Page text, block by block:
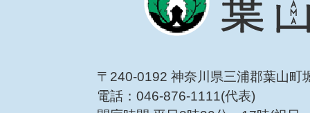
〒240-0192 神奈川県三浦郡葉山町
電話：046-876-1111(代表)